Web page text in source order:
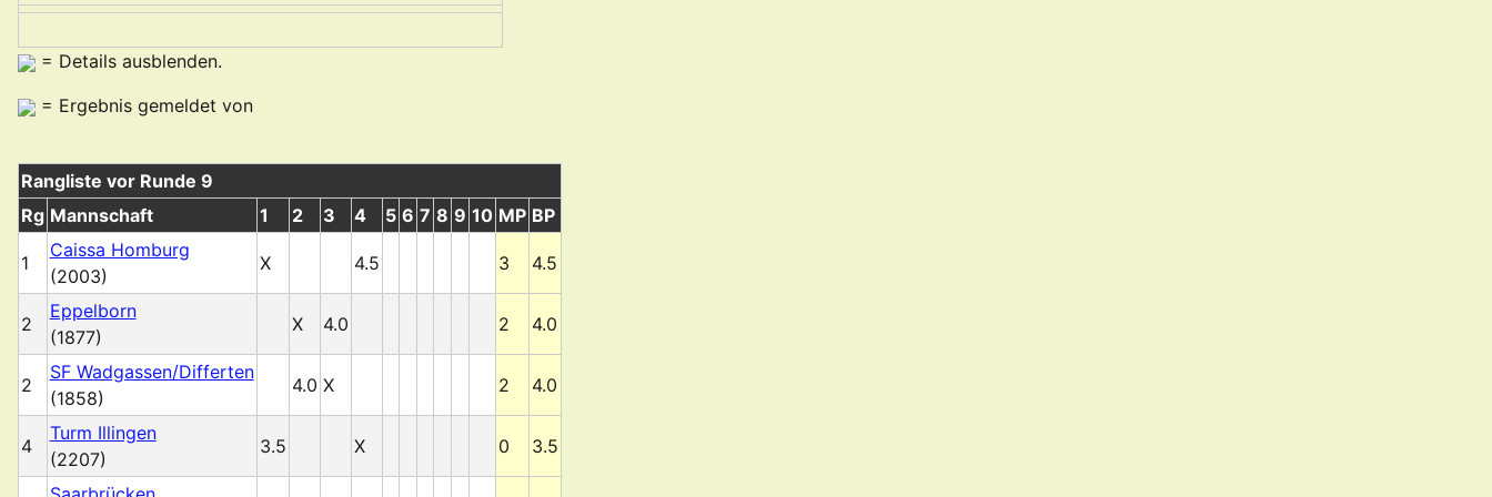
= Details ausblenden.
= Ergebnis gemeldet von
Rangliste vor Runde 9
Rg Mannschaft 1 2 3 4 5 6 7 8 9 10 MP BP
1
Caissa Homburg
(2003)
X 4.5 3 4.5
2
Eppelborn
(1877)
X 4.0 2 4.0
2
SF Wadgassen/Differten
(1858)
4.0 X 2 4.0
4
Turm Illingen
(2207)
3.5 X 0 3.5